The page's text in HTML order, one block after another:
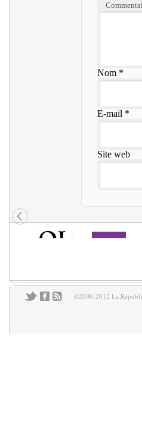
Nom*
E-mail *
Site web
©2006-2012 La